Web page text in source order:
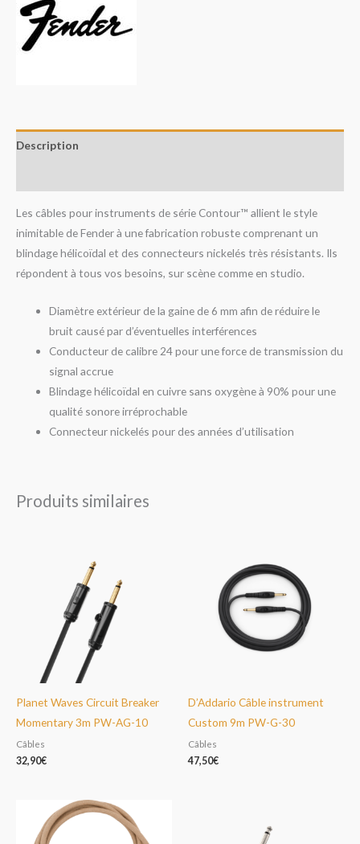
Description
Les câbles pour instruments de série Contour™ allient le style
inimitable de Fender à une fabrication robuste comprenant un
blindage hélicoïdal et des connecteurs nickelés très résistants. Ils
répondent à tous vos besoins, sur scène comme en studio.
Diamètre extérieur de la gaine de 6 mm afin de réduire le
bruit causé par d’éventuelles interférences
Conducteur de calibre 24 pour une force de transmission du
signal accrue
Blindage hélicoïdal en cuivre sans oxygène à 90% pour une
qualité sonore irréprochable
Connecteur nickelés pour des années d’utilisation
Produits similaires
Planet Waves Circuit Breaker
Momentary 3m PW-AG-10
Câbles
32,90€
D’Addario Câble instrument
Custom 9m PW-G-30
Câbles
47,50€